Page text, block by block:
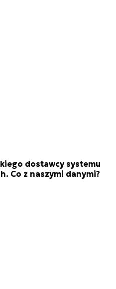
dostawcy systemu
Co z naszymi danymi?